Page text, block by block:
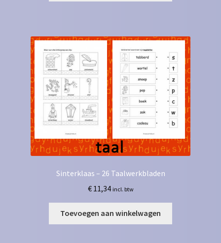
Sinterklaas – 26 Taalwerkbladen
€11,34 incl. btw
Toevoegen aan winkelwagen